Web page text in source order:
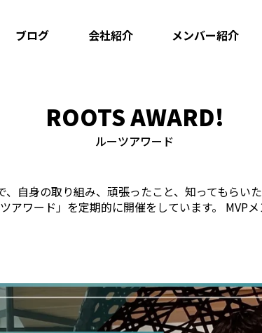
ブログ 会社紹介 メンバー紹介
ROOTS AWARD!
ルーツアワード
自身の取り組み、頑張ったこと、知ってもらい
アワード」を定期的に開催をしています。 MVP